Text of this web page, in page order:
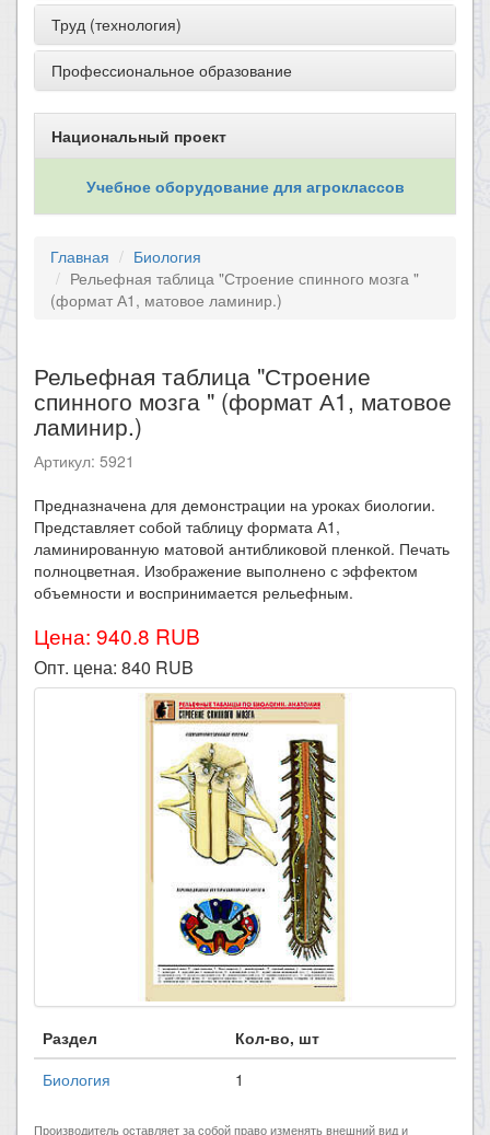
Труд (технология)
Профессиональное образование
Национальный проект
Учебное оборудование для агроклассов
Главная
Биология
Рельефная таблица "Строение спинного мозга "
(формат А1, матовое ламинир.)
Рельефная таблица "Строение
спинного мозга " (формат А1, матовое
ламинир.)
Артикул: 5921
Предназначена для демонстрации на уроках биологии.
Представляет собой таблицу формата А1,
ламинированную матовой антибликовой пленкой. Печать
полноцветная. Изображение выполнено с эффектом
объемности и воспринимается рельефным.
Цена: 940.8 RUB
Опт. цена: 840 RUB
Раздел
Кол-во, шт
Биология
1
Производитель оставляет за собой право изменять внешний вид и